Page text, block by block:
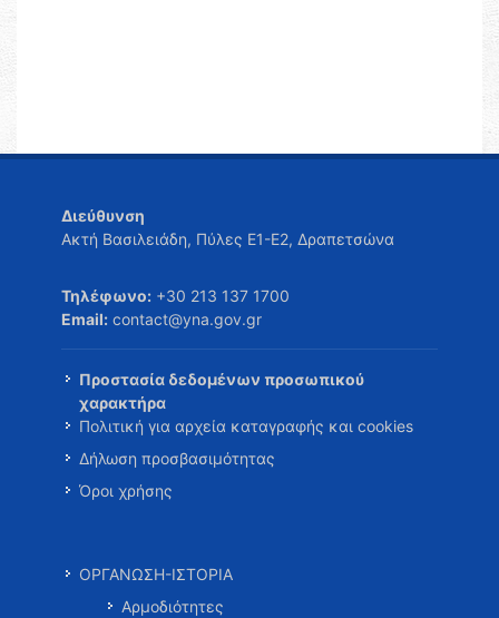
Διεύθυνση
Ακτή Βασιλειάδη, Πύλες Ε1-Ε2, Δραπετσώνα
Τηλέφωνο: +30 213 137 1700
Email: contact@yna.gov.gr
Προστασία δεδομένων προσωπικού
χαρακτήρα
Πολιτική για αρχεία καταγραφής και cookies
Δήλωση προσβασιμότητας
Όροι χρήσης
ΟΡΓΑΝΩΣΗ-ΙΣΤΟΡΙΑ
Αρμοδιότητες